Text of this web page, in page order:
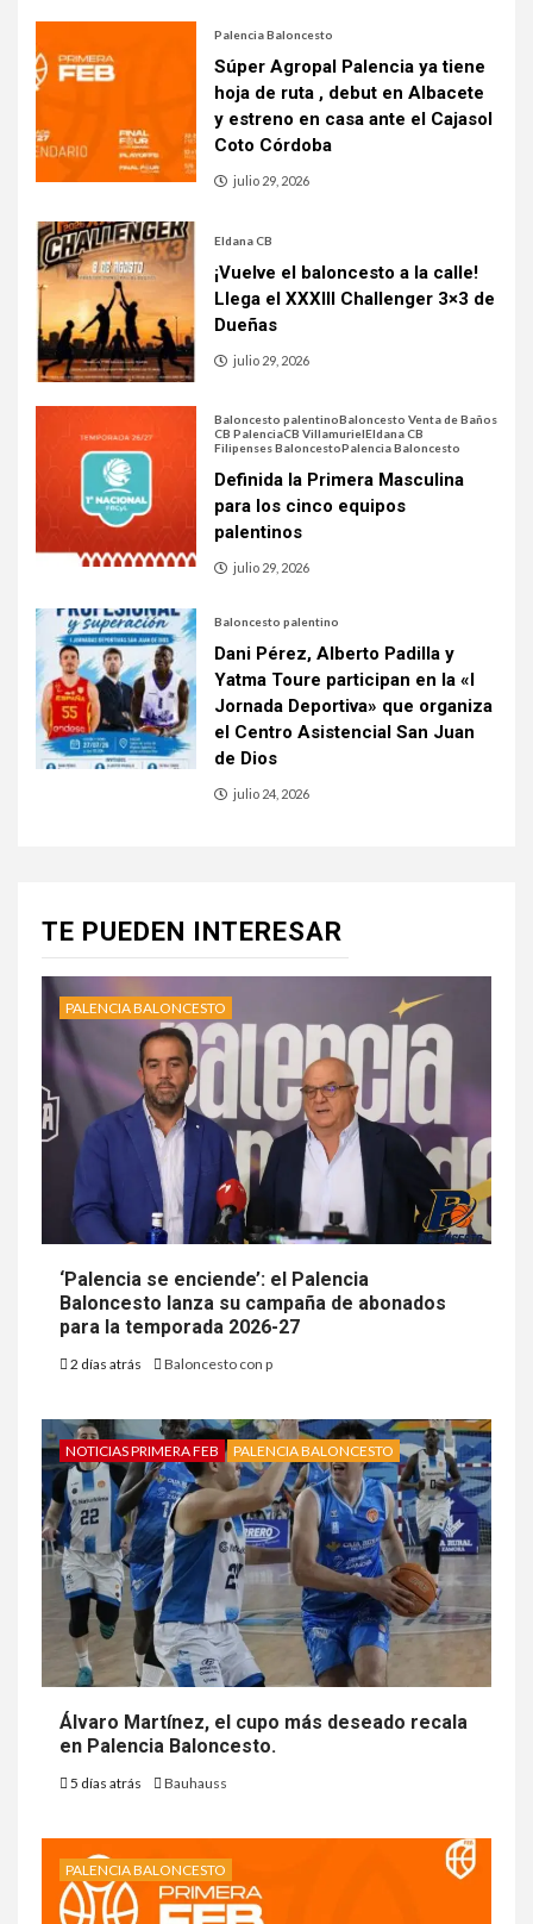
Palencia Baloncesto
Súper Agropal Palencia ya tiene
hoja de ruta , debut en Albacete
y estreno en casa ante el Cajasol
Coto Córdoba
julio 29, 2026
Eldana CB
¡Vuelve el baloncesto a la calle!
Llega el XXXIII Challenger 3×3 de
Dueñas
julio 29, 2026
Baloncesto palentinoBaloncesto Venta de Baños
CB PalenciaCB VillamurielEldana CB
Filipenses BaloncestoPalencia Baloncesto
Definida la Primera Masculina
para los cinco equipos
palentinos
julio 29, 2026
Baloncesto palentino
Dani Pérez, Alberto Padilla y
Yatma Toure participan en la «I
Jornada Deportiva» que organiza
el Centro Asistencial San Juan
de Dios
julio 24, 2026
TE PUEDEN INTERESAR
PALENCIA BALONCESTO
‘Palencia se enciende’: el Palencia
Baloncesto lanza su campaña de abonados
para la temporada 2026-27
2 días atrás Baloncesto con p
NOTICIAS PRIMERA FEB PALENCIA BALONCESTO
Álvaro Martínez, el cupo más deseado recala
en Palencia Baloncesto.
5 días atrás Bauhauss
PALENCIA BALONCESTO